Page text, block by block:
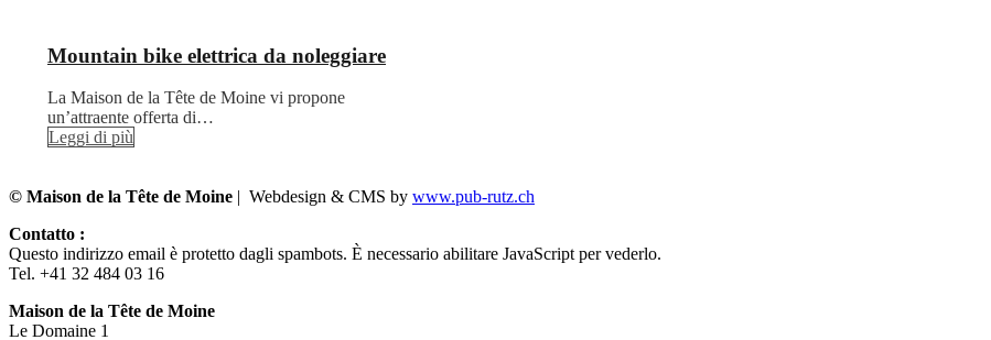
Mountain bike elettrica da noleggiare
La Maison de la Tête de Moine vi propone
un’attraente offerta di…
Leggi di più
© Maison de la Tête de Moine | Webdesign & CMS by www.pub-rutz.ch
Contatto :
Questo indirizzo email è protetto dagli spambots. È necessario abilitare JavaScript per vederlo.
Tel. +41 32 484 03 16
Maison de la Tête de Moine
Le Domaine 1